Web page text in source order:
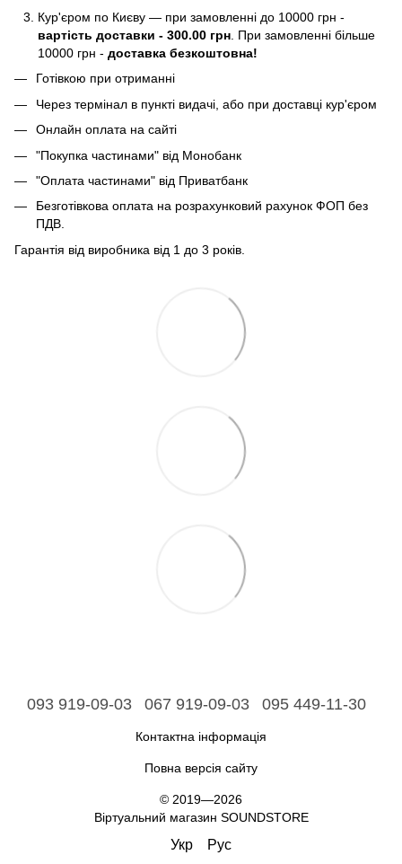
Кур'єром по Києву — при замовленні до 10000 грн -
вартість доставки - 300.00 грн . При замовленні більше
10000 грн - доставка безкоштовна!
Готівкою при отриманні
Через термінал в пункті видачі, або при доставці кур'єром
Онлайн оплата на сайті
"Покупка частинами" від Монобанк
"Оплата частинами" від Приватбанк
Безготівкова оплата на розрахунковий рахунок ФОП без
ПДВ.
Гарантія від виробника від 1 до 3 років.
093 919-09-03 067 919-09-03 095 449-11-30
Контактна інформація
Повна версія сайту
© 2019—2026
Віртуальний магазин SOUNDSTORE
Укр Рус